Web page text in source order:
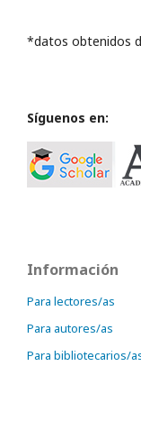
*datos obtenidos
Síguenos en:
Información
Para lectores/as
Para autores/as
Para bibliotecarios/